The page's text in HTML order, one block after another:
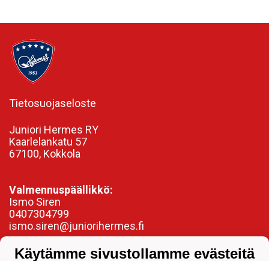
Tietosuojaseloste
Juniori Hermes RY
Kaarlelankatu 57
67100, Kokkola
Valmennuspäällikkö:
Ismo Siren
0407304799
ismo.siren@juniorihermes.fi
Käytämme sivustollamme evästeitä